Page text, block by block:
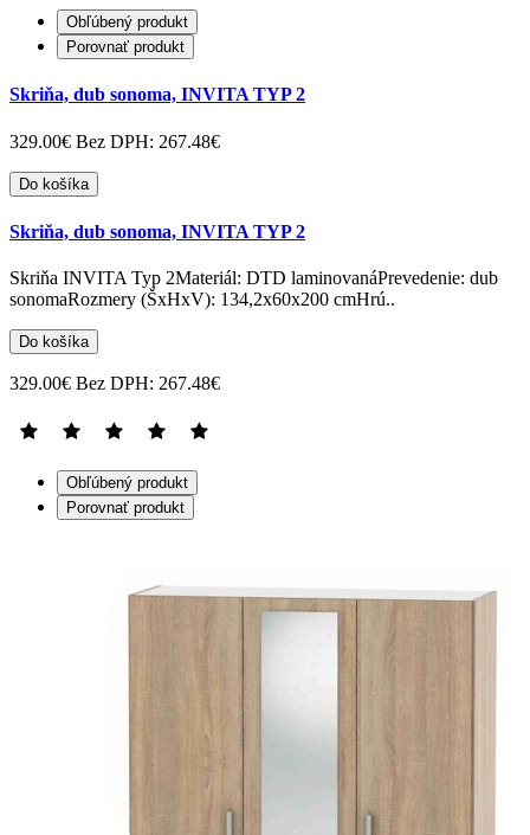
Obľúbený produkt
Porovnať produkt
Skriňa, dub sonoma, INVITA TYP 2
329.00€ Bez DPH: 267.48€
Do košíka
Skriňa, dub sonoma, INVITA TYP 2
Skriňa INVITA Typ 2Materiál: DTD laminovanáPrevedenie: dub
sonomaRozmery (ŠxHxV): 134,2x60x200 cmHrú..
Do košíka
329.00€ Bez DPH: 267.48€
Obľúbený produkt
Porovnať produkt